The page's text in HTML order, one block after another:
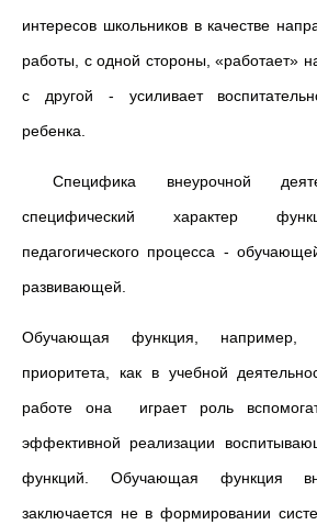
интересов школьников в качестве
работы, с одной стороны, «работает»
с другой - усиливает
ребенка.
Специфика внеурочной
специфический ха­рактер
педагогического процесса -
развивающей.
Обучающая функция, например,
приоритета, как в учебной
работе она играет роль
эффективной реализации
функций. Обучающая функция
заключается не в формировании